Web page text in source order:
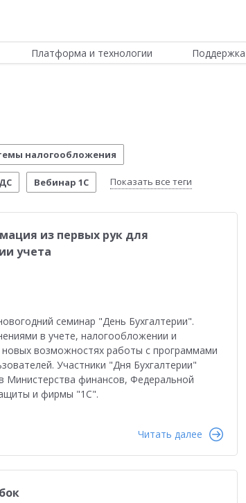
Платформа и технологии
налогообложения
Вебинар 1С Показать все теги
по МСФО Новости Платформы
предприятием Управление складом
бизнеса Управление продажами
компаниям Управленческий учет
1С-ЭДО Интернет-торговля
Управление запасами
Оплата труда
1С:Фреш Антикризисные решения
через Интернет
из первых рук для
учета
семинар "День Бухгалтерии".
в учете, налогообложении и
возможностях работы с программами
Участники "Дня Бухгалтерии"
Министерства финансов, Федеральной
и фирмы "1С".
Читать далее